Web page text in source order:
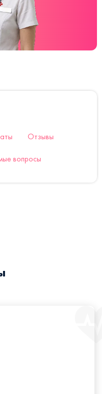
Отзывы
вопросы